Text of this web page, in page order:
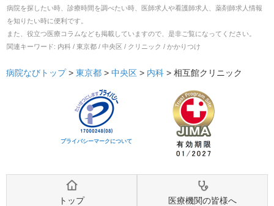
病院を探したい時、診療時間を調べたい時、医師求人や看護師求人、薬剤師求人情報
を知りたい時に便利です。
また、役立つ医療コラムなども掲載していますので、是非ご覧になってください。
関連キーワード: 内科 / 東京都 / 中央区 / クリニック / かかりつけ
病院なびトップ > 東京都 > 中央区 > 内科 > 相互館クリニック
プライバシーマークについて
トップ 医療機関の皆様へ